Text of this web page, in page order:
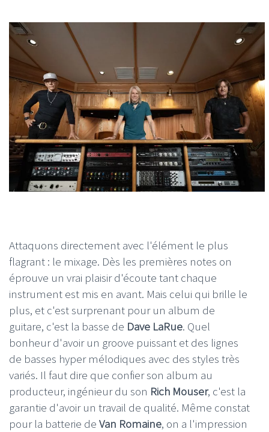
Attaquons directement avec l'élément le plus
flagrant : le mixage. Dès les premières notes on
éprouve un vrai plaisir d'écoute tant chaque
instrument est mis en avant. Mais celui qui brille le
plus, et c'est surprenant pour un album de
guitare, c'est la basse de Dave LaRue. Quel
bonheur d'avoir un groove puissant et des lignes
de basses hyper mélodiques avec des styles très
variés. Il faut dire que confier son album au
producteur, ingénieur du son Rich Mouser, c'est la
garantie d'avoir un travail de qualité. Même constat
pour la batterie de Van Romaine, on a l'impression